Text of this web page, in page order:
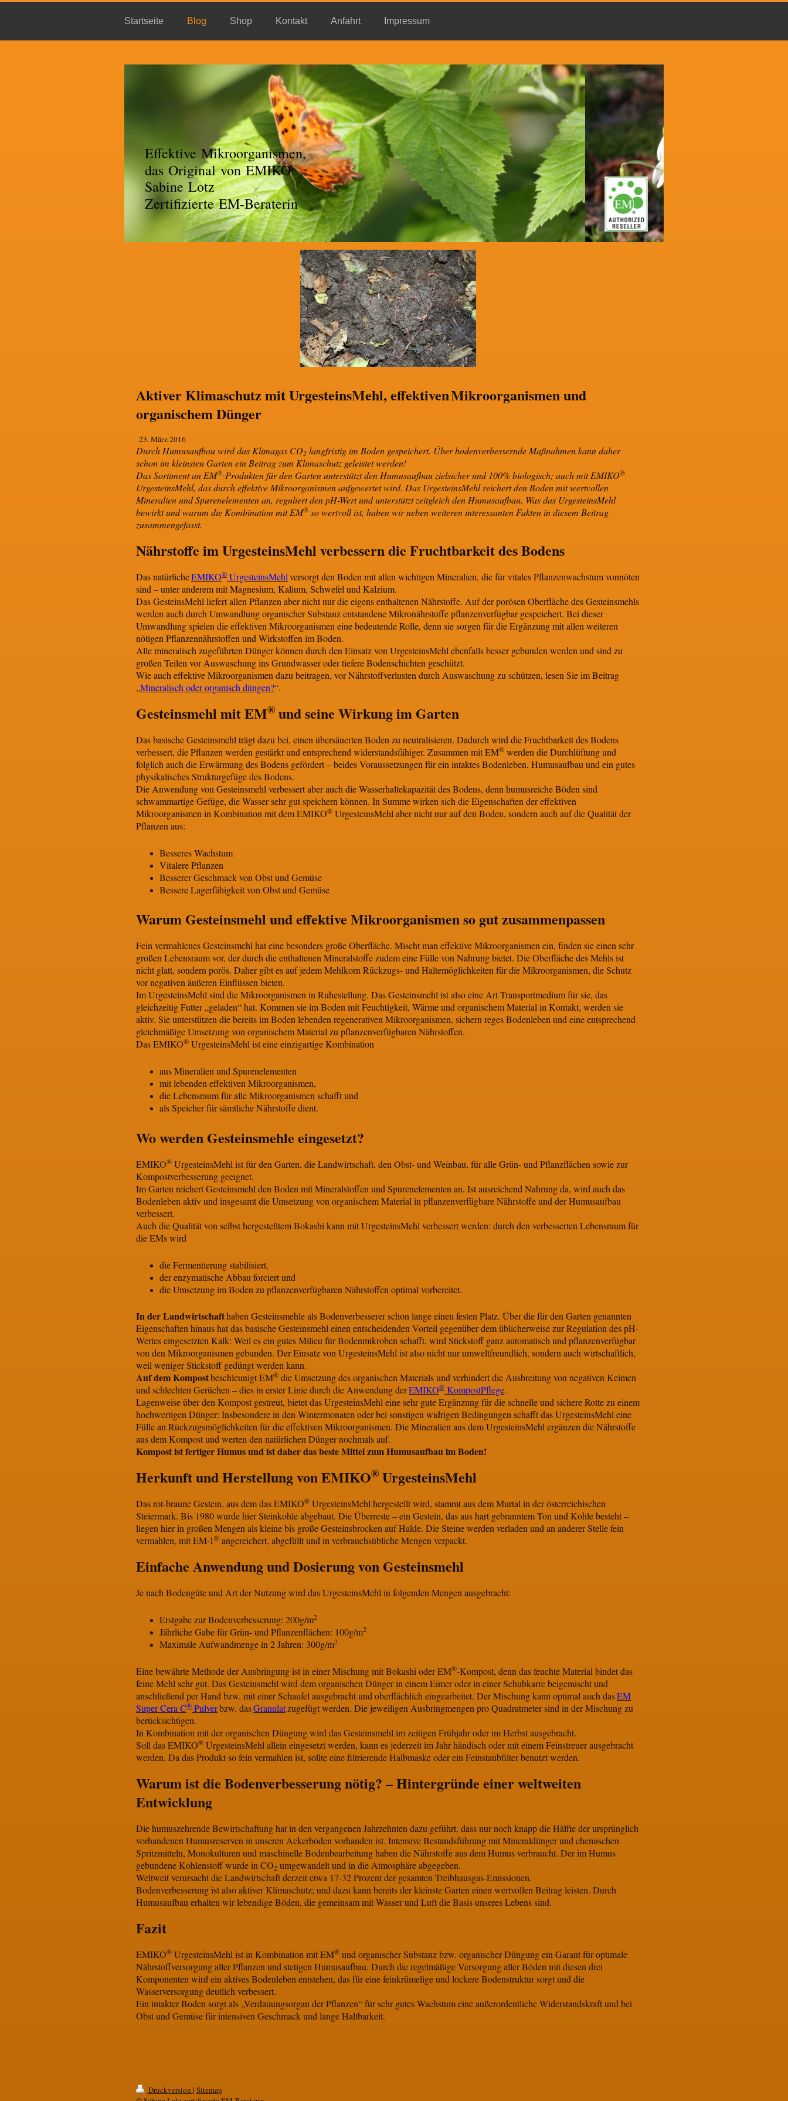
Startseite Blog Shop Kontakt Anfahrt Impressum
Effektive Mikroorganismen,
das Original von EMIKO
Sabine Lotz
Zertifizierte EM-Beraterin
Aktiver Klimaschutz mit UrgesteinsMehl, effektivenMikroorganismen und
organischem Dünger
23. März 2016
Durch Humusaufbau wird das Klimagas CO2 langfristig im Boden gespeichert. Über bodenverbessernde Maßnahmen kann daher
schon im kleinsten Garten ein Beitrag zum Klimaschutz geleistet werden!
Das Sortiment an EM®-Produkten für den Garten unterstützt den Humusaufbau zielsicher und 100% biologisch; auch mit EMIKO®
UrgesteinsMehl, das durch effektive Mikroorganismen aufgewertet wird. Das UrgesteinsMehl reichert den Boden mit wertvollen
Mineralien und Spurenelementen an, reguliert den pH-Wert und unterstützt zeitgleich den Humusaufbau. Was das UrgesteinsMehl
bewirkt und warum die Kombination mit EM® so wertvoll ist, haben wir neben weiteren interessanten Fakten in diesem Beitrag
zusammengefasst.
Nährstoffe im UrgesteinsMehl verbessern die Fruchtbarkeit des Bodens
Das natürlicheEMIKO® UrgesteinsMehlversorgt den Boden mit allen wichtigen Mineralien, die für vitales Pflanzenwachstum vonnöten
sind – unter anderem mit Magnesium, Kalium, Schwefel und Kalzium.
Das GesteinsMehl liefert allen Pflanzen aber nicht nur die eigens enthaltenen Nährstoffe. Auf der porösen Oberfläche des Gesteinsmehls
werden auch durch Umwandlung organischer Substanz entstandene Mikronährstoffe pflanzenverfügbar gespeichert. Bei dieser
Umwandlung spielen die effektiven Mikroorganismen eine bedeutende Rolle, denn sie sorgen für die Ergänzung mit allen weiteren
nötigen Pflanzennährstoffen und Wirkstoffen im Boden.
Alle mineralisch zugeführten Dünger können durch den Einsatz von UrgesteinsMehl ebenfalls besser gebunden werden und sind zu
großen Teilen vor Auswaschung ins Grundwasser oder tiefere Bodenschichten geschützt.
Wie auch effektive Mikroorganismen dazu beitragen, vor Nährstoffverlusten durch Auswaschung zu schützen, lesen Sie im Beitrag
„Mineralisch oder organisch düngen?“.
Gesteinsmehl mit EM® und seine Wirkung im Garten
Das basische Gesteinsmehl trägt dazu bei, einen übersäuerten Boden zu neutralisieren. Dadurch wird die Fruchtbarkeit des Bodens
verbessert, die Pflanzen werden gestärkt und entsprechend widerstandsfähiger. Zusammen mit EM® werden die Durchlüftung und
folglich auch die Erwärmung des Bodens gefördert – beides Voraussetzungen für ein intaktes Bodenleben, Humusaufbau und ein gutes
physikalisches Strukturgefüge des Bodens.
Die Anwendung von Gesteinsmehl verbessert aber auch die Wasserhaltekapazität des Bodens, denn humusreiche Böden sind
schwammartige Gefüge, die Wasser sehr gut speichern können. In Summe wirken sich die Eigenschaften der effektiven
Mikroorganismen in Kombination mit dem EMIKO® UrgesteinsMehl aber nicht nur auf den Boden, sondern auch auf die Qualität der
Pflanzen aus:
Besseres Wachstum
Vitalere Pflanzen
Besserer Geschmack von Obst und Gemüse
Bessere Lagerfähigkeit von Obst und Gemüse
Warum Gesteinsmehl und effektive Mikroorganismen so gut zusammenpassen
Fein vermahlenes Gesteinsmehl hat eine besonders große Oberfläche. Mischt man effektive Mikroorganismen ein, finden sie einen sehr
großen Lebensraum vor, der durch die enthaltenen Mineralstoffe zudem eine Fülle von Nahrung bietet. Die Oberfläche des Mehls ist
nicht glatt, sondern porös. Daher gibt es auf jedem Mehlkorn Rückzugs- und Haltemöglichkeiten für die Mikroorganismen, die Schutz
vor negativen äußeren Einflüssen bieten.
Im UrgesteinsMehl sind die Mikroorganismen in Ruhestellung. Das Gesteinsmehl ist also eine Art Transportmedium für sie, das
gleichzeitig Futter „geladen“ hat. Kommen sie im Boden mit Feuchtigkeit, Wärme und organischem Material in Kontakt, werden sie
aktiv. Sie unterstützen die bereits im Boden lebenden regenerativen Mikroorganismen, sichern reges Bodenleben und eine entsprechend
gleichmäßige Umsetzung von organischem Material zu pflanzenverfügbaren Nährstoffen.
Das EMIKO® UrgesteinsMehl ist eine einzigartige Kombination
aus Mineralien und Spurenelementen
mit lebenden effektiven Mikroorganismen,
die Lebensraum für alle Mikroorganismen schafft und
als Speicher für sämtliche Nährstoffe dient.
Wo werden Gesteinsmehle eingesetzt?
EMIKO® UrgesteinsMehl ist für den Garten, die Landwirtschaft, den Obst- und Weinbau, für alle Grün- und Pflanzflächen sowie zur
Kompostverbesserung geeignet.
Im Garten reichert Gesteinsmehl den Boden mit Mineralstoffen und Spurenelementen an. Ist ausreichend Nahrung da, wird auch das
Bodenleben aktiv und insgesamt die Umsetzung von organischem Material in pflanzenverfügbare Nährstoffe und der Humusaufbau
verbessert.
Auch die Qualität von selbst hergestelltem Bokashi kann mit UrgesteinsMehl verbessert werden: durch den verbesserten Lebensraum für
die EMs wird
die Fermentierung stabilisiert,
der enzymatische Abbau forciert und
die Umsetzung im Boden zu pflanzenverfügbaren Nährstoffen optimal vorbereitet.
In der Landwirtschafthaben Gesteinsmehle als Bodenverbesserer schon lange einen festen Platz. Über die für den Garten genannten
Eigenschaften hinaus hat das basische Gesteinsmehl einen entscheidenden Vorteil gegenüber dem üblicherweise zur Regulation des pH-
Wertes eingesetzten Kalk: Weil es ein gutes Milieu für Bodenmikroben schafft, wird Stickstoff ganz automatisch und pflanzenverfügbar
von den Mikroorganismen gebunden. Der Einsatz von UrgesteinsMehl ist also nicht nur umweltfreundlich, sondern auch wirtschaftlich,
weil weniger Stickstoff gedüngt werden kann.
Auf dem Kompostbeschleunigt EM® die Umsetzung des organischen Materials und verhindert die Ausbreitung von negativen Keimen
und schlechten Gerüchen – dies in erster Linie durch die Anwendung derEMIKO® KompostPflege.
Lagenweise über den Kompost gestreut, bietet das UrgesteinsMehl eine sehr gute Ergänzung für die schnelle und sichere Rotte zu einem
hochwertigen Dünger: Insbesondere in den Wintermonaten oder bei sonstigen widrigen Bedingungen schafft das UrgesteinsMehl eine
Fülle an Rückzugsmöglichkeiten für die effektiven Mikroorganismen. Die Mineralien aus dem UrgesteinsMehl ergänzen die Nährstoffe
aus dem Kompost und werten den natürlichen Dünger nochmals auf.
Kompost ist fertiger Humus und ist daher das beste Mittel zum Humusaufbau im Boden!
Herkunft und Herstellung von EMIKO® UrgesteinsMehl
Das rot-braune Gestein, aus dem das EMIKO® UrgesteinsMehl hergestellt wird, stammt aus dem Murtal in der österreichischen
Steiermark. Bis 1980 wurde hier Steinkohle abgebaut. Die Überreste – ein Gestein, das aus hart gebranntem Ton und Kohle besteht –
liegen hier in großen Mengen als kleine bis große Gesteinsbrocken auf Halde. Die Steine werden verladen und an anderer Stelle fein
vermahlen, mit EM·1® angereichert, abgefüllt und in verbrauchsübliche Mengen verpackt.
Einfache Anwendung und Dosierung von Gesteinsmehl
Je nach Bodengüte und Art der Nutzung wird das UrgesteinsMehl in folgenden Mengen ausgebracht:
Erstgabe zur Bodenverbesserung: 200g/m2
Jährliche Gabe für Grün- und Pflanzenflächen: 100g/m2
Maximale Aufwandmenge in 2 Jahren: 300g/m2
Eine bewährte Methode der Ausbringung ist in einer Mischung mit Bokashi oder EM®-Kompost, denn das feuchte Material bindet das
feine Mehl sehr gut. Das Gesteinsmehl wird dem organischen Dünger in einem Eimer oder in einer Schubkarre beigemischt und
anschließend per Hand bzw. mit einer Schaufel ausgebracht und oberflächlich eingearbeitet. Der Mischung kann optimal auch dasEM
Super Cera C® Pulverbzw. dasGranulatzugefügt werden. Die jeweiligen Ausbringmengen pro Quadratmeter sind in der Mischung zu
berücksichtigen.
In Kombination mit der organischen Düngung wird das Gesteinsmehl im zeitigen Frühjahr oder im Herbst ausgebracht.
Soll das EMIKO® UrgesteinsMehl allein eingesetzt werden, kann es jederzeit im Jahr händisch oder mit einem Feinstreuer ausgebracht
werden. Da das Produkt so fein vermahlen ist, sollte eine filtrierende Halbmaske oder ein Feinstaubfilter benutzt werden.
Warum ist die Bodenverbesserung nötig? – Hintergründe einer weltweiten
Entwicklung
Die humuszehrende Bewirtschaftung hat in den vergangenen Jahrzehnten dazu geführt, dass nur noch knapp die Hälfte der ursprünglich
vorhandenen Humusreserven in unseren Ackerböden vorhanden ist. Intensive Bestandsführung mit Mineraldünger und chemischen
Spritzmitteln, Monokulturen und maschinelle Bodenbearbeitung haben die Nährstoffe aus dem Humus verbraucht. Der im Humus
gebundene Kohlenstoff wurde in CO2 umgewandelt und in die Atmosphäre abgegeben.
Weltweit verursacht die Landwirtschaft derzeit etwa 17-32 Prozent der gesamten Treibhausgas-Emissionen.
Bodenverbesserung ist also aktiver Klimaschutz; und dazu kann bereits der kleinste Garten einen wertvollen Beitrag leisten. Durch
Humusaufbau erhalten wir lebendige Böden, die gemeinsam mit Wasser und Luft die Basis unseres Lebens sind.
Fazit
EMIKO® UrgesteinsMehl ist in Kombination mit EM® und organischer Substanz bzw. organischer Düngung ein Garant für optimale
Nährstoffversorgung aller Pflanzen und stetigen Humusaufbau. Durch die regelmäßige Versorgung aller Böden mit diesen drei
Komponenten wird ein aktives Bodenleben entstehen, das für eine feinkrümelige und lockere Bodenstruktur sorgt und die
Wasserversorgung deutlich verbessert.
Ein intakter Boden sorgt als „Verdauungsorgan der Pflanzen“ für sehr gutes Wachstum eine außerordentliche Widerstandskraft und bei
Obst und Gemüse für intensiven Geschmack und lange Haltbarkeit.
Druckversion | Sitemap